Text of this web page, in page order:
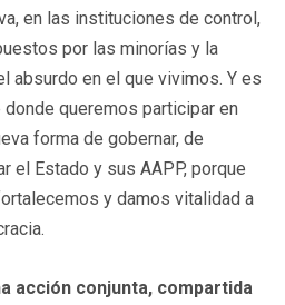
en las instituciones de control,
por las minorías y la
absurdo en el que vivimos. Y es
queremos participar en
forma de gobernar, de
el Estado y sus AAPP, porque
y damos vitalidad a
acción conjunta, compartida